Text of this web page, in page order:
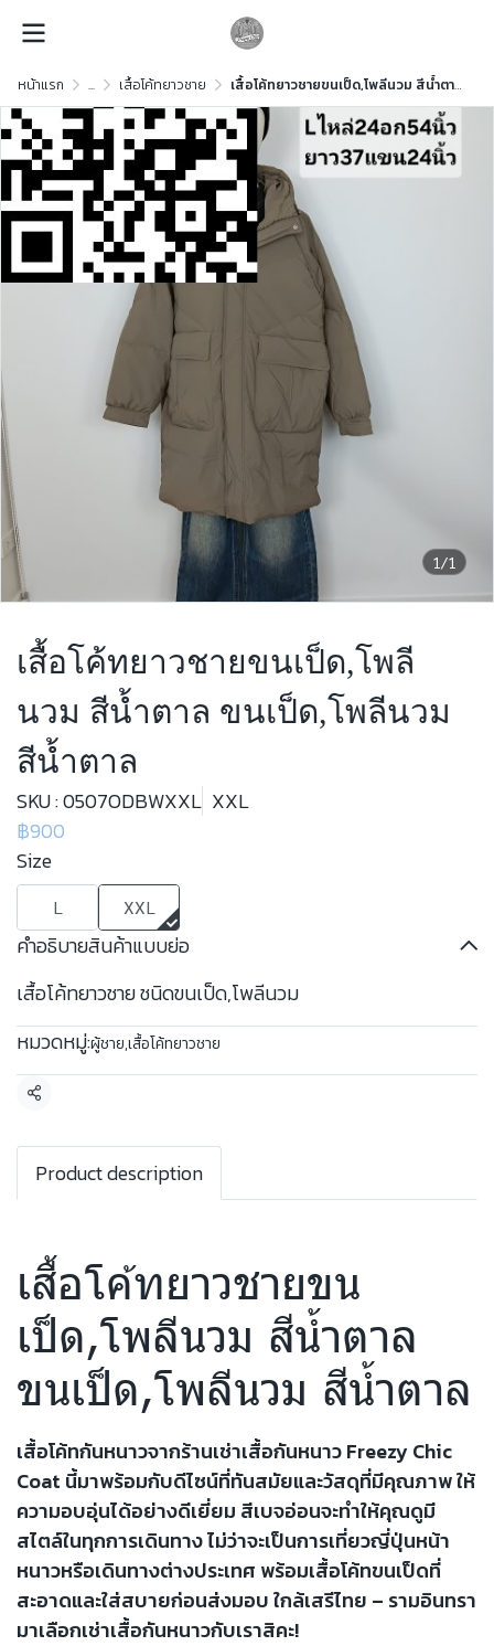
หน้าแรก ... เสื้อโค้ทยาวชาย เสื้อโค้ทยาวชายขนเป็ด,โพลีนวม สีน้ำตาล ขนเป็ด,โพลีนวม สีน้ำตาล
1/1
เสื้อโค้ทยาวชายขนเป็ด,โพลี
นวม สีน้ำตาล ขนเป็ด,โพลีนวม
สีน้ำตาล
SKU : 0507ODBWXXL XXL
฿900
Size
L XXL
คำอธิบายสินค้าแบบย่อ
เสื้อโค้ทยาวชาย ชนิดขนเป็ด,โพลีนวม
หมวดหมู่:ผู้ชาย,เสื้อโค้ทยาวชาย
แชร์
Product description
เสื้อโค้ทยาวชายขน
เป็ด,โพลีนวม สีน้ำตาล
ขนเป็ด,โพลีนวม สีน้ำตาล
เสื้อโค้ทกันหนาวจากร้านเช่าเสื้อกันหนาว Freezy Chic
Coat นี้มาพร้อมกับดีไซน์ที่ทันสมัยและวัสดุที่มีคุณภาพ ให้
ความอบอุ่นได้อย่างดีเยี่ยม สีเบจอ่อนจะทำให้คุณดูมี
สไตล์ในทุกการเดินทาง ไม่ว่าจะเป็นการเที่ยวญี่ปุ่นหน้า
หนาวหรือเดินทางต่างประเทศ พร้อมเสื้อโค้ทขนเป็ดที่
สะอาดและใส่สบายก่อนส่งมอบ ใกล้เสรีไทย – รามอินทรา
มาเลือกเช่าเสื้อกันหนาวกับเราสิคะ!